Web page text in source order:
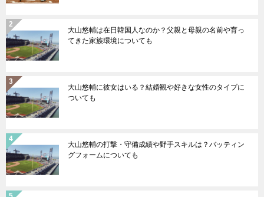
大山悠輔は在日韓国人なのか？父親と母親の名前や育っ
てきた家族環境についても
大山悠輔に彼女はいる？結婚観や好きな女性のタイプに
ついても
大山悠輔の打撃・守備成績や野手スキルは？バッティン
グフォームについても